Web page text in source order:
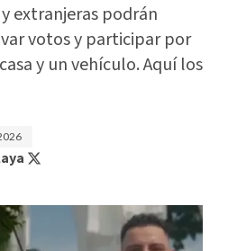
extranjeras podrán
votos y participar por
y un vehículo. Aquí los